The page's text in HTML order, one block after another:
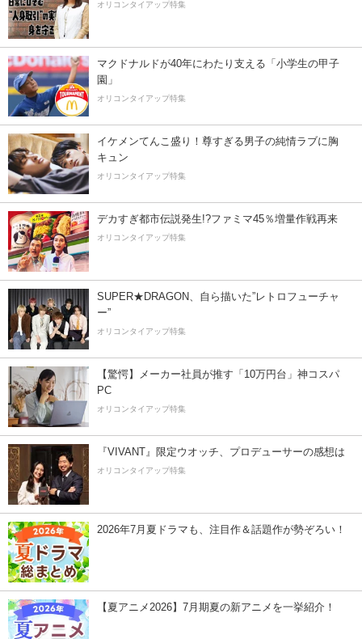
オリコンタイアップ特集
マクドナルドが40年にわたり支える「小学生の甲子
園」
オリコンタイアップ特集
イケメンてんこ盛り！尊すぎる男子の純情ラブに胸
キュン
オリコンタイアップ特集
デカすぎ都市伝説発生!?ファミマ45％増量作戦再来
オリコンタイアップ特集
SUPER★DRAGON、自ら描いた”レトロフューチャ
ー”
オリコンタイアップ特集
【驚愕】メーカー社員が推す「10万円台」神コスパ
PC
オリコンタイアップ特集
『VIVANT』限定ウオッチ、プロデューサーの感想は
オリコンタイアップ特集
2026年7月夏ドラマも、注目作＆話題作が勢ぞろい！
【夏アニメ2026】7月期夏の新アニメを一挙紹介！